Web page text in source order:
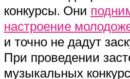
конкурсы. Они
настроение
и точно не дадут
При проведении
музыкальных